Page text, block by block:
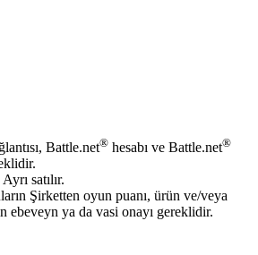
Battle.net® hesabı ve Battle.net®
satılır.
Şirketten oyun puanı, ürün ve/veya
ebeveyn ya da vasi onayı gereklidir.